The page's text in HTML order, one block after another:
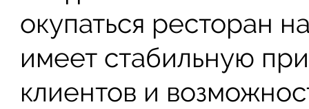
окупаться ресторан
имеет стабильную
клиентов и